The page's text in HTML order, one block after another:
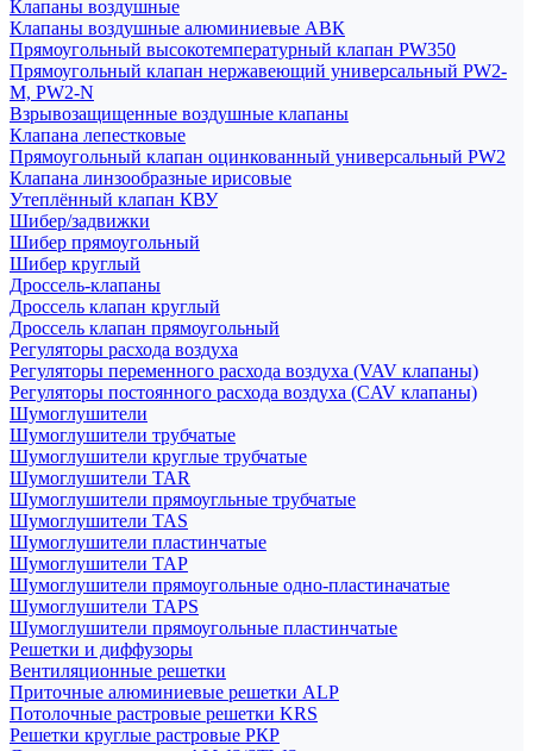
Клапаны воздушные
Клапаны воздушные алюминиевые АВК
Прямоугольный высокотемпературный клапан PW350
Прямоугольный клапан нержавеющий универсальный PW2-
M, PW2-N
Взрывозащищенные воздушные клапаны
Клапана лепестковые
Прямоугольный клапан оцинкованный универсальный PW2
Клапана линзообразные ирисовые
Утеплённый клапан КВУ
Шибер/задвижки
Шибер прямоугольный
Шибер круглый
Дроссель-клапаны
Дроссель клапан круглый
Дроссель клапан прямоугольный
Регуляторы расхода воздуха
Регуляторы переменного расхода воздуха (VAV клапаны)
Регуляторы постоянного расхода воздуха (CAV клапаны)
Шумоглушители
Шумоглушители трубчатые
Шумоглушители круглые трубчатые
Шумоглушители TAR
Шумоглушители прямоугльные трубчатые
Шумоглушители TAS
Шумоглушители пластинчатые
Шумоглушители TAP
Шумоглушители прямоугольные одно-пластиначатые
Шумоглушители TAPS
Шумоглушители прямоугольные пластинчатые
Решетки и диффузоры
Вентиляционные решетки
Приточные алюминиевые решетки ALP
Потолочные растровые решетки KRS
Решетки круглые растровые РКР